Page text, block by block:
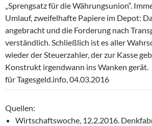
„Sprengsatz für die Währungsunion“.
Umlauf, zweifelhafte Papiere im Depot:
angebracht und die Forderung nach
verständlich. Schließlich ist es aller
wieder der Steuerzahler, der zur Kasse
Konstrukt irgendwann ins Wanken
für Tagesgeld.info, 04.03.2016
Quellen:
Wirtschaftswoche, 12.2.2016.